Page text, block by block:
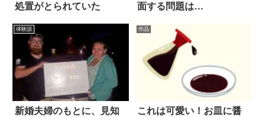
処置がとられていた
面する問題は…
体験談
新婚夫婦のもとに、見知
作品
これは可愛い！お皿に醤